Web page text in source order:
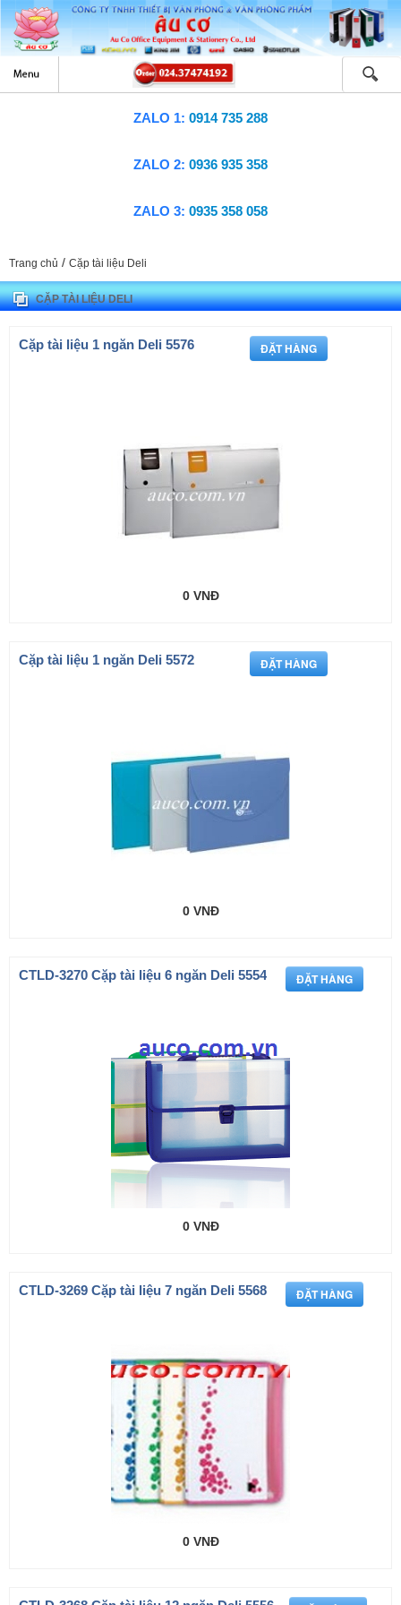
ZALO 1: 0914 735 288
ZALO 2: 0936 935 358
ZALO 3: 0935 358 058
Trang chủ / Cặp tài liệu Deli
CẶP TÀI LIỆU DELI
Cặp tài liệu 1 ngăn Deli 5576
0 VNĐ
Cặp tài liệu 1 ngăn Deli 5572
0 VNĐ
CTLD-3270 Cặp tài liệu 6 ngăn Deli 5554
0 VNĐ
CTLD-3269 Cặp tài liệu 7 ngăn Deli 5568
0 VNĐ